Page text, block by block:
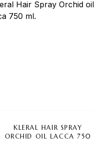
KLERAL HAIR SPRAY
ORCHID OIL LACCA 750